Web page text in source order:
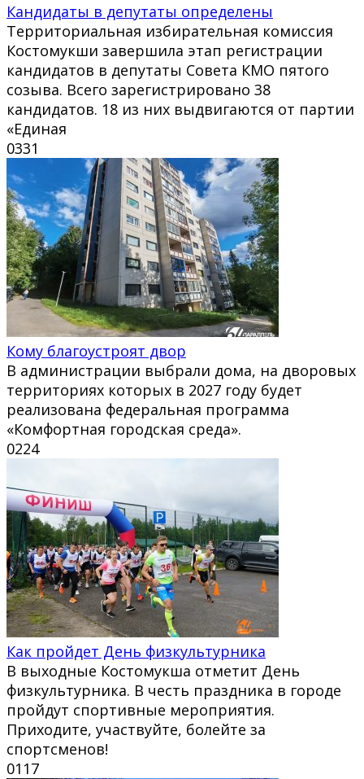
Кандидаты в депутаты определены
Территориальная избирательная комиссия
Костомукши завершила этап регистрации
кандидатов в депутаты Совета КМО пятого
созыва. Всего зарегистрировано 38
кандидатов. 18 из них выдвигаются от партии
«Единая
0331
Кому благоустроят двор
В администрации выбрали дома, на дворовых
территориях которых в 2027 году будет
реализована федеральная программа
«Комфортная городская среда».
0224
Как пройдет День физкультурника
В выходные Костомукша отметит День
физкультурника. В честь праздника в городе
пройдут спортивные мероприятия.
Приходите, участвуйте, болейте за
спортсменов!
0117